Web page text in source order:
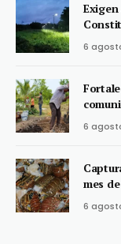
6
6
mes
6